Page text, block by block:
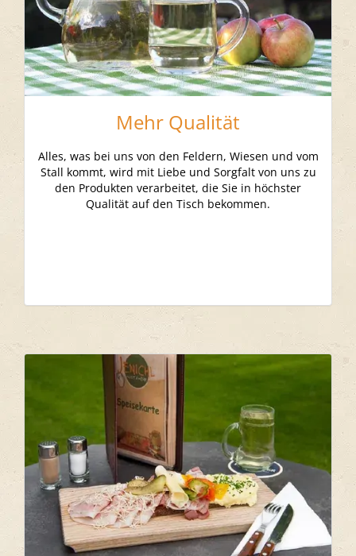
Mehr Qualität
Alles, was bei uns von den Feldern, Wiesen und vom
Stall kommt, wird mit Liebe und Sorgfalt von uns zu
den Produkten verarbeitet, die Sie in höchster
Qualität auf den Tisch bekommen.